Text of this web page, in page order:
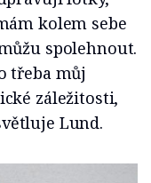
kolem sebe
spolehnout.
třeba můj
záležitosti,
Lund.